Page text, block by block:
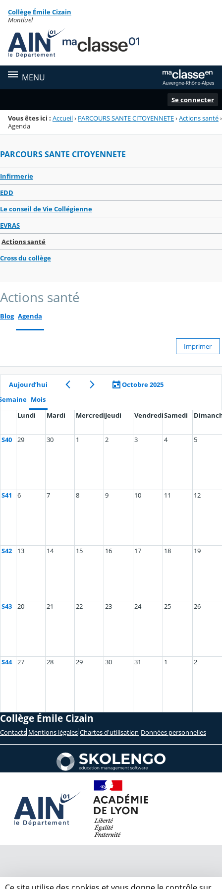
Menu de la rubrique
Contenu
Collège Émile Cizain
Montluel
MENU
Se connecter
Vous êtes ici : Accueil› PARCOURS SANTE CITOYENNETE›Actions santé›
Agenda
PARCOURS SANTE CITOYENNETE
Infirmerie
EDD
Le conseil de Vie Collégienne
EVRAS
Actions santé
Cross du collège
Actions santé
Blog Agenda
Imprimer
Aujourd’hui
Octobre 2025
Mois
Lundi
Mardi MercrediJeudi VendrediSamedi
S40 29 30 1 2 3 4 5
S41 6 7 8 9 10 11 12
S42 13 14 15 16 17 18 19
S43 20 21 22 23 24 25 26
S44 27 28 29 30 31 1 2
Collège Émile Cizain
Contacts Mentions légales Chartes d'utilisation Données personnelles